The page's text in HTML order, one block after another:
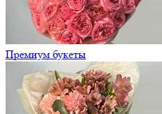
Премиум букеты